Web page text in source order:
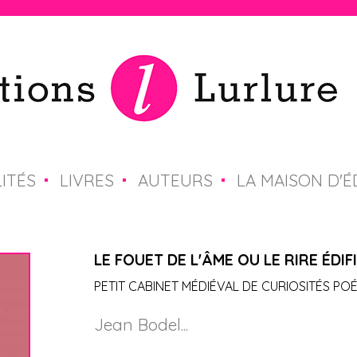
LE FOUET DE L'ÂME OU LE RIRE
PETIT CABINET MÉDIÉVAL DE CURIOSITÉS
Jean Bodel...
LIVRES AUTEURS LA MAISON